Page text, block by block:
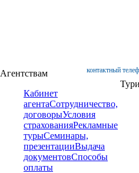
контактный
Агентствам
Кабинет
агентаСотрудничество,
договорыУсловия
страхованияРекламные
турыСеминары,
презентацииВыдача
документовСпособы
оплаты